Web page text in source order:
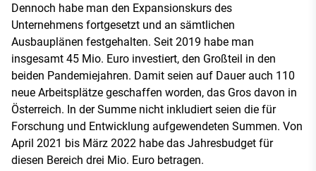
Dennoch habe man den Expansionskurs des
Unternehmens fortgesetzt und an sämtlichen
Ausbauplänen festgehalten. Seit 2019 habe man
insgesamt 45 Mio. Euro investiert, den Großteil in den
beiden Pandemiejahren. Damit seien auf Dauer auch 110
neue Arbeitsplätze geschaffen worden, das Gros davon in
Österreich. In der Summe nicht inkludiert seien die für
Forschung und Entwicklung aufgewendeten Summen. Von
April 2021 bis März 2022 habe das Jahresbudget für
diesen Bereich drei Mio. Euro betragen.